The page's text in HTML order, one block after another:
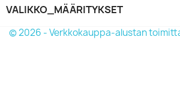
VALIKKO_MÄÄRITYKSET
© 2026 - Verkkokauppa-alustan